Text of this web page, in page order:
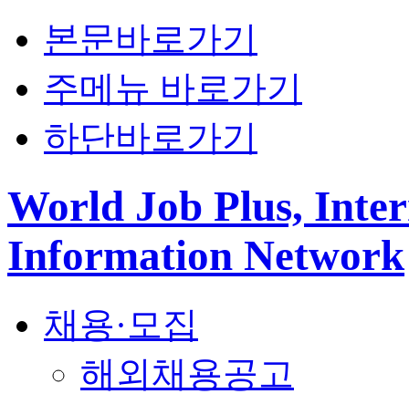
본문바로가기
주메뉴 바로가기
하단바로가기
World Job Plus,
Information Network
채용·모집
해외채용공고